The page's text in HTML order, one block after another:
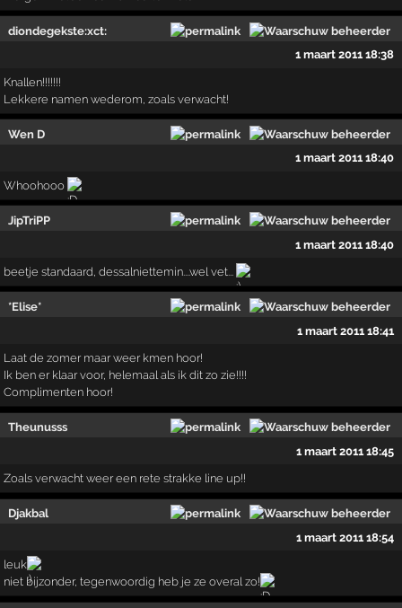
diondegekste:xct:
1 maart 2011 18:38
Knallen!!!!!!!
Lekkere namen wederom, zoals verwacht!
Wen D
1 maart 2011 18:40
Whoohooo
JipTriPP
1 maart 2011 18:40
beetje standaard, dessalniettemin....wel vet...
*Elise*
1 maart 2011 18:41
Laat de zomer maar weer kmen hoor!
Ik ben er klaar voor, helemaal als ik dit zo zie!!!!
Complimenten hoor!
Theunusss
1 maart 2011 18:45
Zoals verwacht weer een rete strakke line up!!
Djakbal
1 maart 2011 18:54
leuk
niet bijzonder, tegenwoordig heb je ze overal zo!